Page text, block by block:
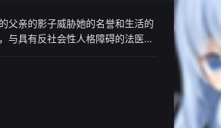
暂无观看影片的记录
父亲的影子威胁她的名誉和生活的
与具有反社会性人格障碍的法医交